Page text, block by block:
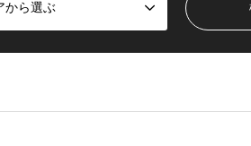
から選ぶ